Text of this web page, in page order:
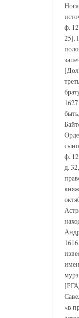
ф.
25].
ф.
д.
«в